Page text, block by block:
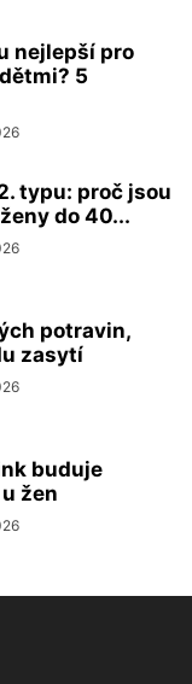
nejlepší pro
5
typu: proč jsou
do 40...
potravin,
zasytí
buduje
žen